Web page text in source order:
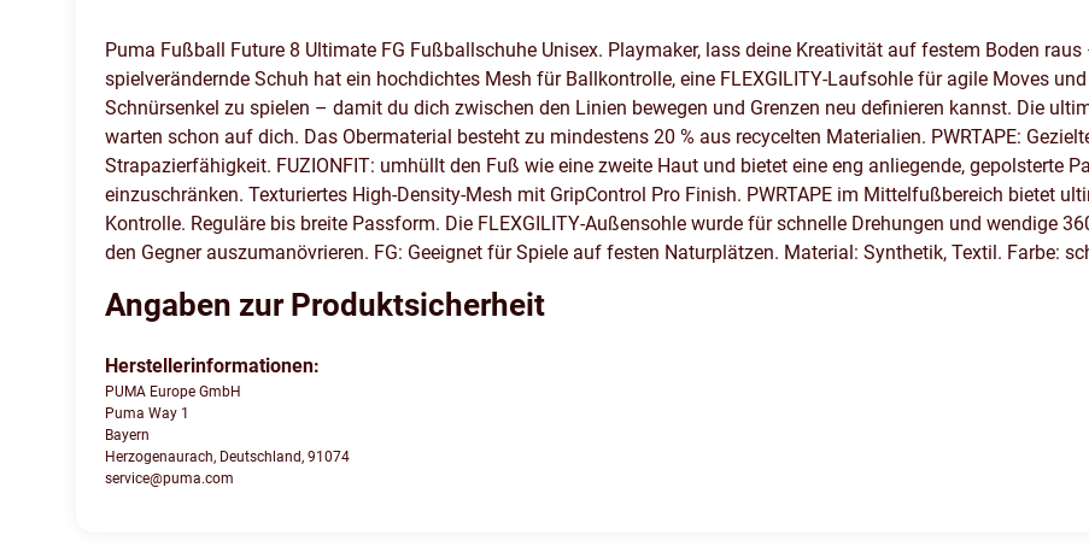
Puma Fußball Future 8 Ultimate FG Fußballschuhe Unisex. Playmaker, lass deine Kreativität auf festem Boden raus
spielverändernde Schuh hat ein hochdichtes Mesh für Ballkontrolle, eine FLEXGILITY-Laufsohle für agile Moves
Schnürsenkel zu spielen – damit du dich zwischen den Linien bewegen und Grenzen neu definieren kannst. Die
warten schon auf dich. Das Obermaterial besteht zu mindestens 20 % aus recycelten Materialien. PWRTAPE:
Strapazierfähigkeit. FUZIONFIT: umhüllt den Fuß wie eine zweite Haut und bietet eine eng anliegende, gepolsterte
einzuschränken. Texturiertes High-Density-Mesh mit GripControl Pro Finish. PWRTAPE im Mittelfußbereich bietet
Kontrolle. Reguläre bis breite Passform. Die FLEXGILITY-Außensohle wurde für schnelle Drehungen und wendige
den Gegner auszumanövrieren. FG: Geeignet für Spiele auf festen Naturplätzen. Material: Synthetik, Textil. Farbe:
Angaben zur Produktsicherheit
Herstellerinformationen:
PUMA Europe GmbH
Puma Way 1
Bayern
Herzogenaurach, Deutschland, 91074
service@puma.com